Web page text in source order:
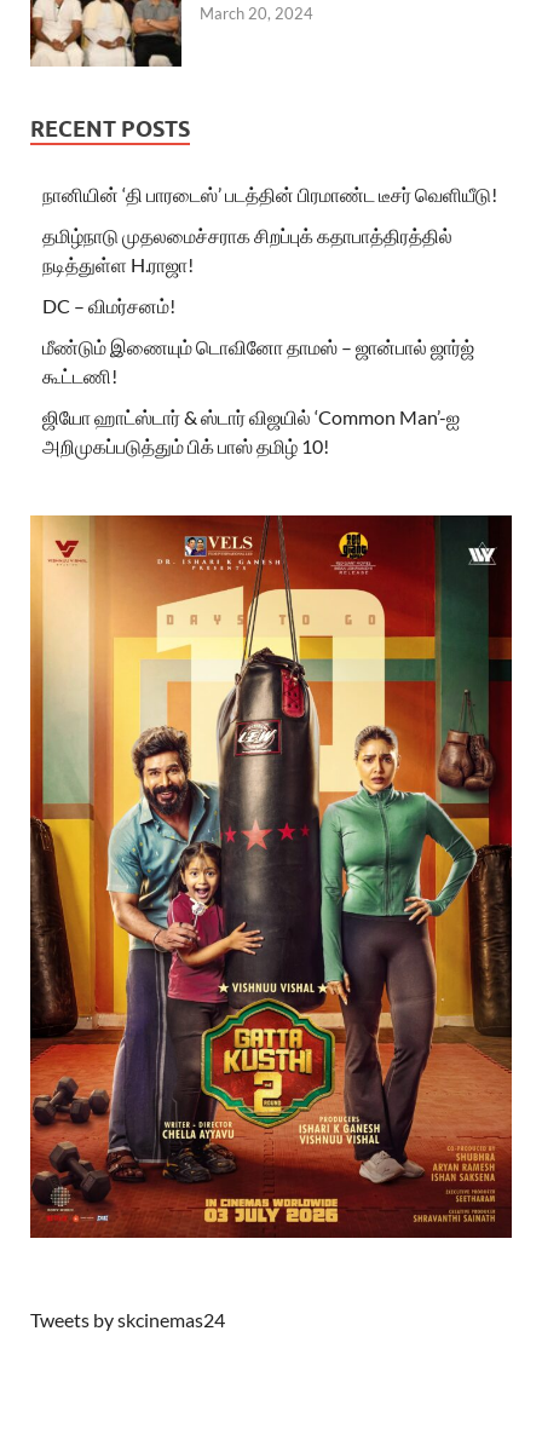
March 20, 2024
RECENT POSTS
நானியின் ‘தி பாரடைஸ்’ படத்தின் பிரமாண்ட டீசர் வெளியீடு!
தமிழ்நாடு முதலமைச்சராக சிறப்புக் கதாபாத்திரத்தில்
நடித்துள்ள H.ராஜா!
DC – விமர்சனம்!
மீண்டும் இணையும் டொவினோ தாமஸ் – ஜான்பால் ஜார்ஜ்
கூட்டணி!
ஜியோ ஹாட்ஸ்டார் & ஸ்டார் விஜயில் ‘Common Man’-ஐ
அறிமுகப்படுத்தும் பிக் பாஸ் தமிழ் 10!
Tweets by skcinemas24